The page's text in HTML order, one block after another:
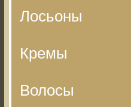
Лосьоны
Кремы
Волосы